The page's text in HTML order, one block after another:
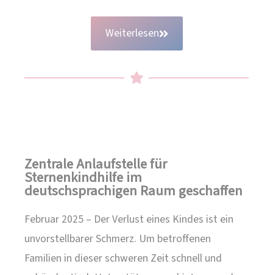
Weiterlesen
Zentrale Anlaufstelle für
Sternenkindhilfe im
deutschsprachigen Raum geschaffen
Februar 2025 – Der Verlust eines Kindes ist ein
unvorstellbarer Schmerz. Um betroffenen
Familien in dieser schweren Zeit schnell und